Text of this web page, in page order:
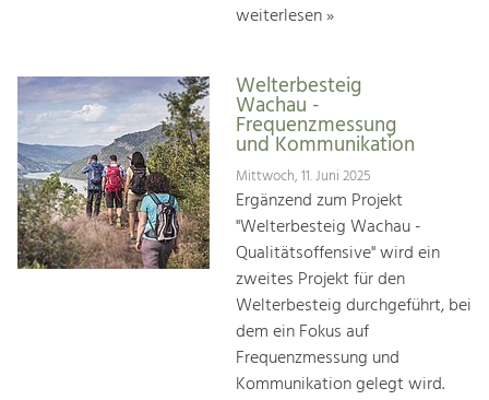
weiterlesen »
Welterbesteig
Wachau -
Frequenzmessung
und Kommunikation
Mittwoch, 11. Juni 2025
Ergänzend zum Projekt
"Welterbesteig Wachau -
Qualitätsoffensive" wird ein
zweites Projekt für den
Welterbesteig durchgeführt, bei
dem ein Fokus auf
Frequenzmessung und
Kommunikation gelegt wird.